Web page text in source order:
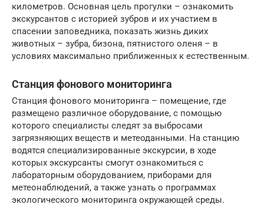
километров. Основная цель прогулки – ознакомить
экскурсантов с историей зубров и их участием в
спасении заповедника, показать жизнь диких
животных – зубра, бизона, пятнистого оленя – в
условиях максимально приближенных к естественным.
Станция фонового мониторинга
Станция фонового мониторинга – помещение, где
размещено различное оборудование, с помощью
которого специалисты следят за выбросами
загрязняющих веществ и метеоданными. На станцию
водятся специализированные экскурсии, в ходе
которых экскурсанты смогут ознакомиться с
лабораторным оборудованием, приборами для
метеонаблюдений, а также узнать о программах
экологического мониторинга окружающей среды.